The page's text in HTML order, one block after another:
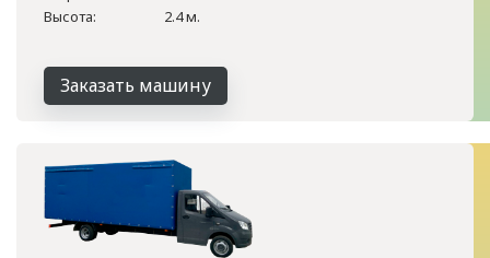
Высота:
2.4 м.
Заказать машину